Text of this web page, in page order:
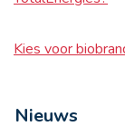
Kies voor
Nieuws